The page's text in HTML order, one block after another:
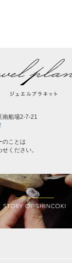
南船場2-7-21
のことは
ください。